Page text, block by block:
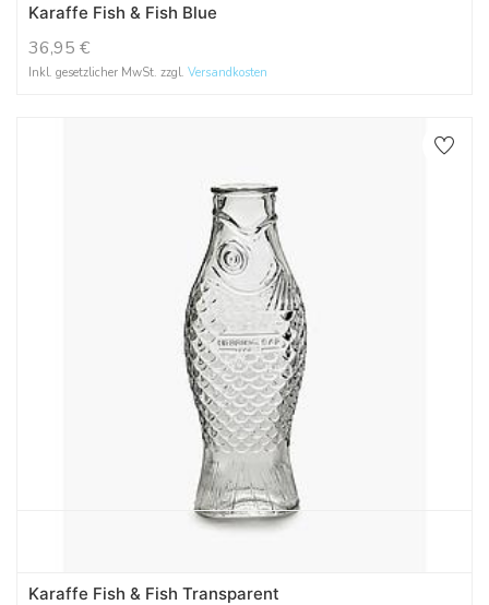
Karaffe Fish & Fish Blue
36,95 €
Inkl. gesetzlicher MwSt. zzgl. Versandkosten
Karaffe Fish & Fish Transparent